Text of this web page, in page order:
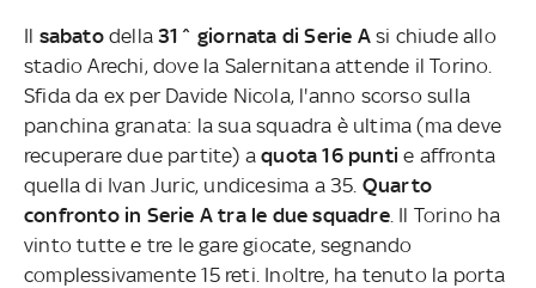
Il sabatodella31^ giornata di Serie Asi chiude allo
stadio Arechi, dove la Salernitana attende il Torino.
Sfida da ex per Davide Nicola, l'anno scorso sulla
panchina granata: la sua squadra è ultima (ma deve
recuperare due partite) a quota 16 puntie affronta
quella di Ivan Juric, undicesima a 35. Quarto
confronto in Serie A tra le due squadre. Il Torino ha
vinto tutte e tre le gare giocate, segnando
complessivamente 15 reti. Inoltre, ha tenuto la porta